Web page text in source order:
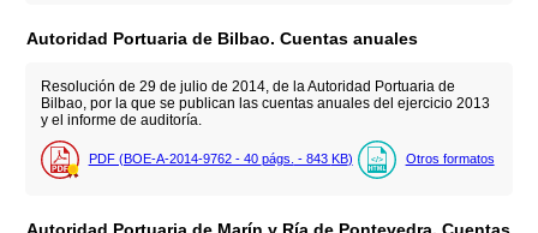
Autoridad Portuaria de Bilbao. Cuentas anuales
Resolución de 29 de julio de 2014, de la Autoridad Portuaria de
Bilbao, por la que se publican las cuentas anuales del ejercicio 2013
y el informe de auditoría.
PDF (BOE-A-2014-9762 - 40 págs. - 843 KB) Otros formatos
Autoridad Portuaria de Marín y Ría de Pontevedra. Cuentas